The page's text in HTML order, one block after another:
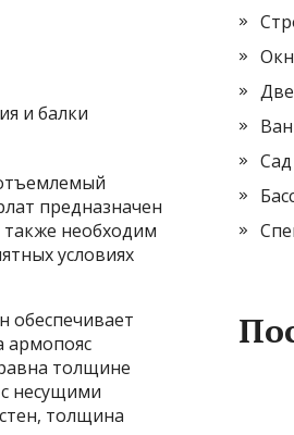
предназначен
необходим
условиях
обеспечивает
армопояс
толщине
несущими
толщина
Сад